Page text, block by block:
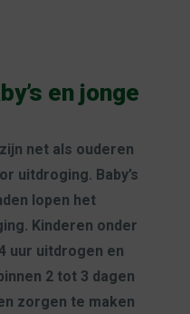
en jonge
net als ouderen
uitdroging. Baby’s
lopen het
Kinderen onder
uur uitdrogen en
2 tot 3 dagen
zorgen te maken